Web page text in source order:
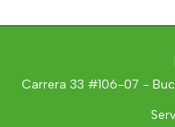
Carrera 33 #106-07 -